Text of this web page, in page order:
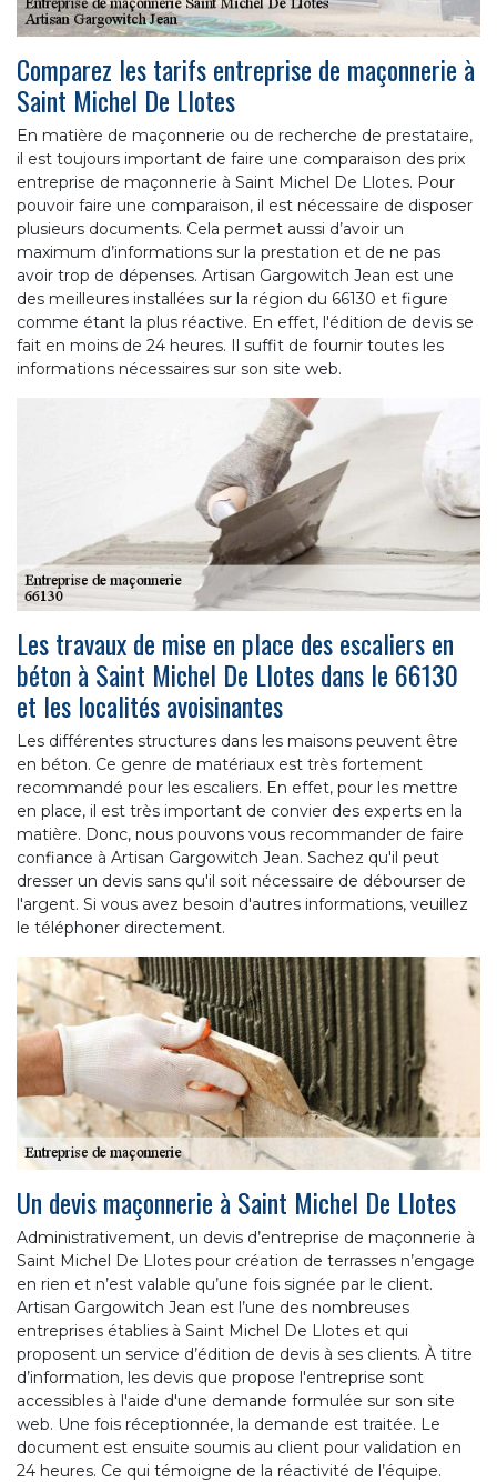
Comparez les tarifs entreprise de maçonnerie à
Saint Michel De Llotes
En matière de maçonnerie ou de recherche de prestataire,
il est toujours important de faire une comparaison des prix
entreprise de maçonnerie à Saint Michel De Llotes. Pour
pouvoir faire une comparaison, il est nécessaire de disposer
plusieurs documents. Cela permet aussi d’avoir un
maximum d’informations sur la prestation et de ne pas
avoir trop de dépenses. Artisan Gargowitch Jean est une
des meilleures installées sur la région du 66130 et figure
comme étant la plus réactive. En effet, l'édition de devis se
fait en moins de 24 heures. Il suffit de fournir toutes les
informations nécessaires sur son site web.
Les travaux de mise en place des escaliers en
béton à Saint Michel De Llotes dans le 66130
et les localités avoisinantes
Les différentes structures dans les maisons peuvent être
en béton. Ce genre de matériaux est très fortement
recommandé pour les escaliers. En effet, pour les mettre
en place, il est très important de convier des experts en la
matière. Donc, nous pouvons vous recommander de faire
confiance à Artisan Gargowitch Jean. Sachez qu'il peut
dresser un devis sans qu'il soit nécessaire de débourser de
l'argent. Si vous avez besoin d'autres informations, veuillez
le téléphoner directement.
Un devis maçonnerie à Saint Michel De Llotes
Administrativement, un devis d’entreprise de maçonnerie à
Saint Michel De Llotes pour création de terrasses n’engage
en rien et n’est valable qu’une fois signée par le client.
Artisan Gargowitch Jean est l’une des nombreuses
entreprises établies à Saint Michel De Llotes et qui
proposent un service d’édition de devis à ses clients. À titre
d’information, les devis que propose l'entreprise sont
accessibles à l'aide d'une demande formulée sur son site
web. Une fois réceptionnée, la demande est traitée. Le
document est ensuite soumis au client pour validation en
24 heures. Ce qui témoigne de la réactivité de l’équipe.